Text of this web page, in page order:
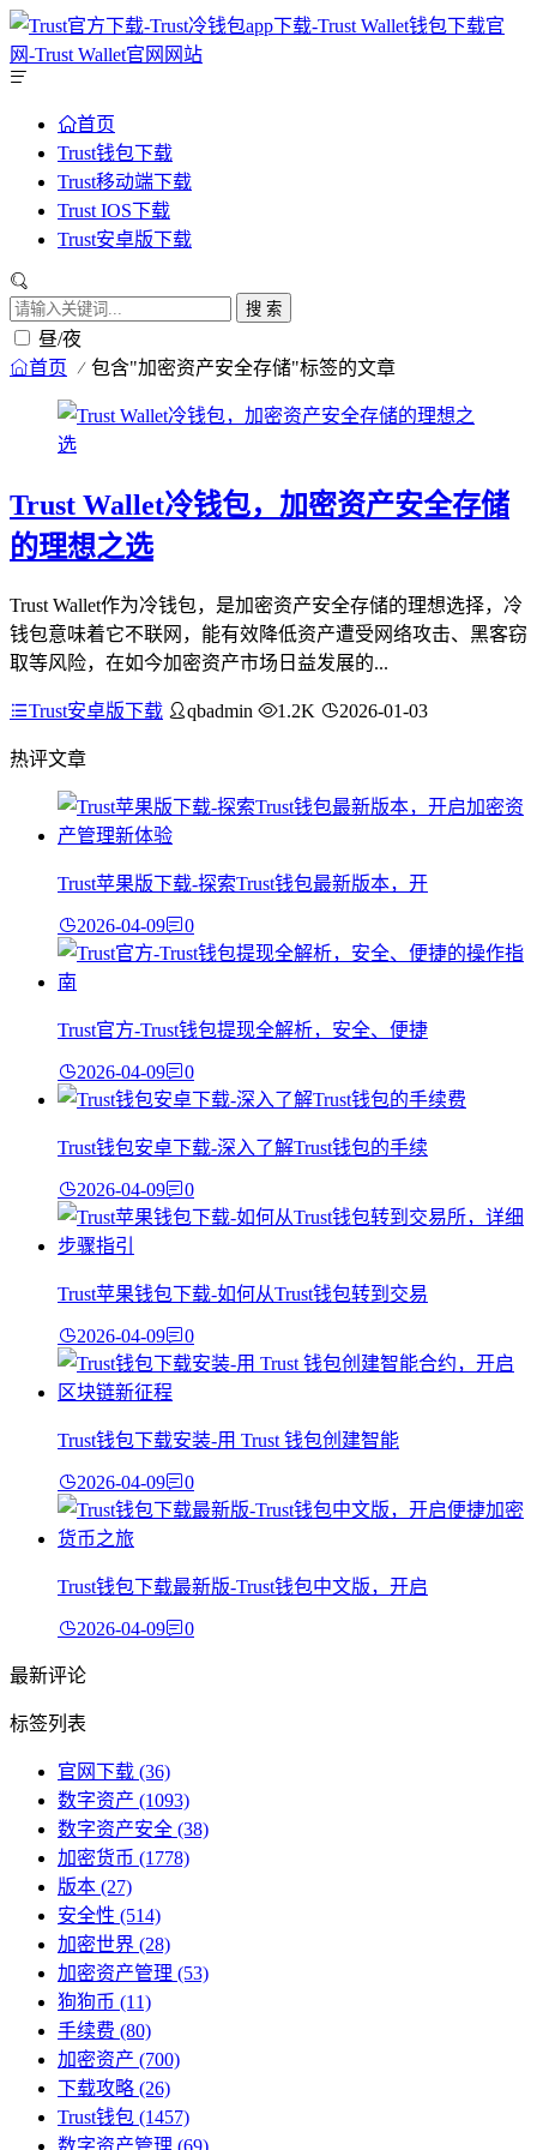
首页
Trust钱包下载
Trust移动端下载
Trust IOS下载
Trust安卓版下载
搜 索
昼/夜
首页 包含"加密资产安全存储"标签的文章
Trust Wallet冷钱包，加密资产安全存储
的理想之选
Trust Wallet作为冷钱包，是加密资产安全存储的理想选择，冷
钱包意味着它不联网，能有效降低资产遭受网络攻击、黑客窃
取等风险，在如今加密资产市场日益发展的...
Trust安卓版下载 qbadmin 1.2K 2026-01-03
热评文章
Trust苹果版下载-探索Trust钱包最新版本，开
2026-04-09 0
Trust官方-Trust钱包提现全解析，安全、便捷
2026-04-09 0
Trust钱包安卓下载-深入了解Trust钱包的手续
2026-04-09 0
Trust苹果钱包下载-如何从Trust钱包转到交易
2026-04-09 0
Trust钱包下载安装-用 Trust 钱包创建智能
2026-04-09 0
Trust钱包下载最新版-Trust钱包中文版，开启
2026-04-09 0
最新评论
标签列表
官网下载 (36)
数字资产 (1093)
数字资产安全 (38)
加密货币 (1778)
版本 (27)
安全性 (514)
加密世界 (28)
加密资产管理 (53)
狗狗币 (11)
手续费 (80)
加密资产 (700)
下载攻略 (26)
Trust钱包 (1457)
数字资产管理 (69)